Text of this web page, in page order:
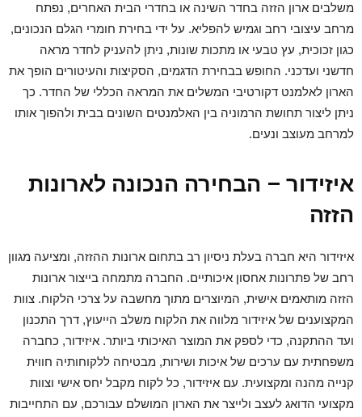
משלבים ארון הזזה בחדר השינה או בחדרי הבית האחרים, נפתח
מרחב עיצובי רחב וגמיש להפליא. על ידי בחירת חומרי הגלם הנכונים,
כגון זכוכית, עץ טבעי או מתכות שונות, ניתן להעניק לחדר מראה
חדשני ועדכני. החופש בבחירת הדגמים, הסקיצות והעיטורים הופך את
הארון לאלמנט דקורטיבי המשלים את המראה הכללי של החדר. כך
ניתן ליצור תחושת הרמוניה בין האלמנטים השונים בבית ולהפוך אותו
למרחב מעוצב ונעים.
איזידור – הבחירה הנכונה לארונות
הזזה
איזידור היא חברה בעלת ניסיון רב בתחום ארונות ההזזה, ומציעה מגוון
רחב של פתרונות אחסון איכותיים. החברה מתמחה בייצור ארונות
הזזה מותאמים אישית, המיוצרים מתוך מחשבה על צרכי הלקוח. צוות
המקצוענים של איזידור מלווה את הלקוח משלב הייעוץ, דרך התכנון
ועד ההתקנה, כדי לספק את המוצר האיכותי ביותר. איזידור, כחברה
משפחתית עם ערכים של איכות ושירות, מבטיחה ללקוחותיה חווית
קנייה מהנה ומקצועית. עם איזידור, כל לקוח מקבל יחס אישי וצוות
מקצועי הדואג לעצב ולייצר את הארון המושלם עבורכם, עם התחייבות